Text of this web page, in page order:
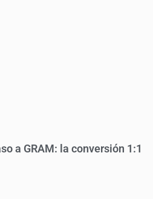
a GRAM: la conversión 1:1